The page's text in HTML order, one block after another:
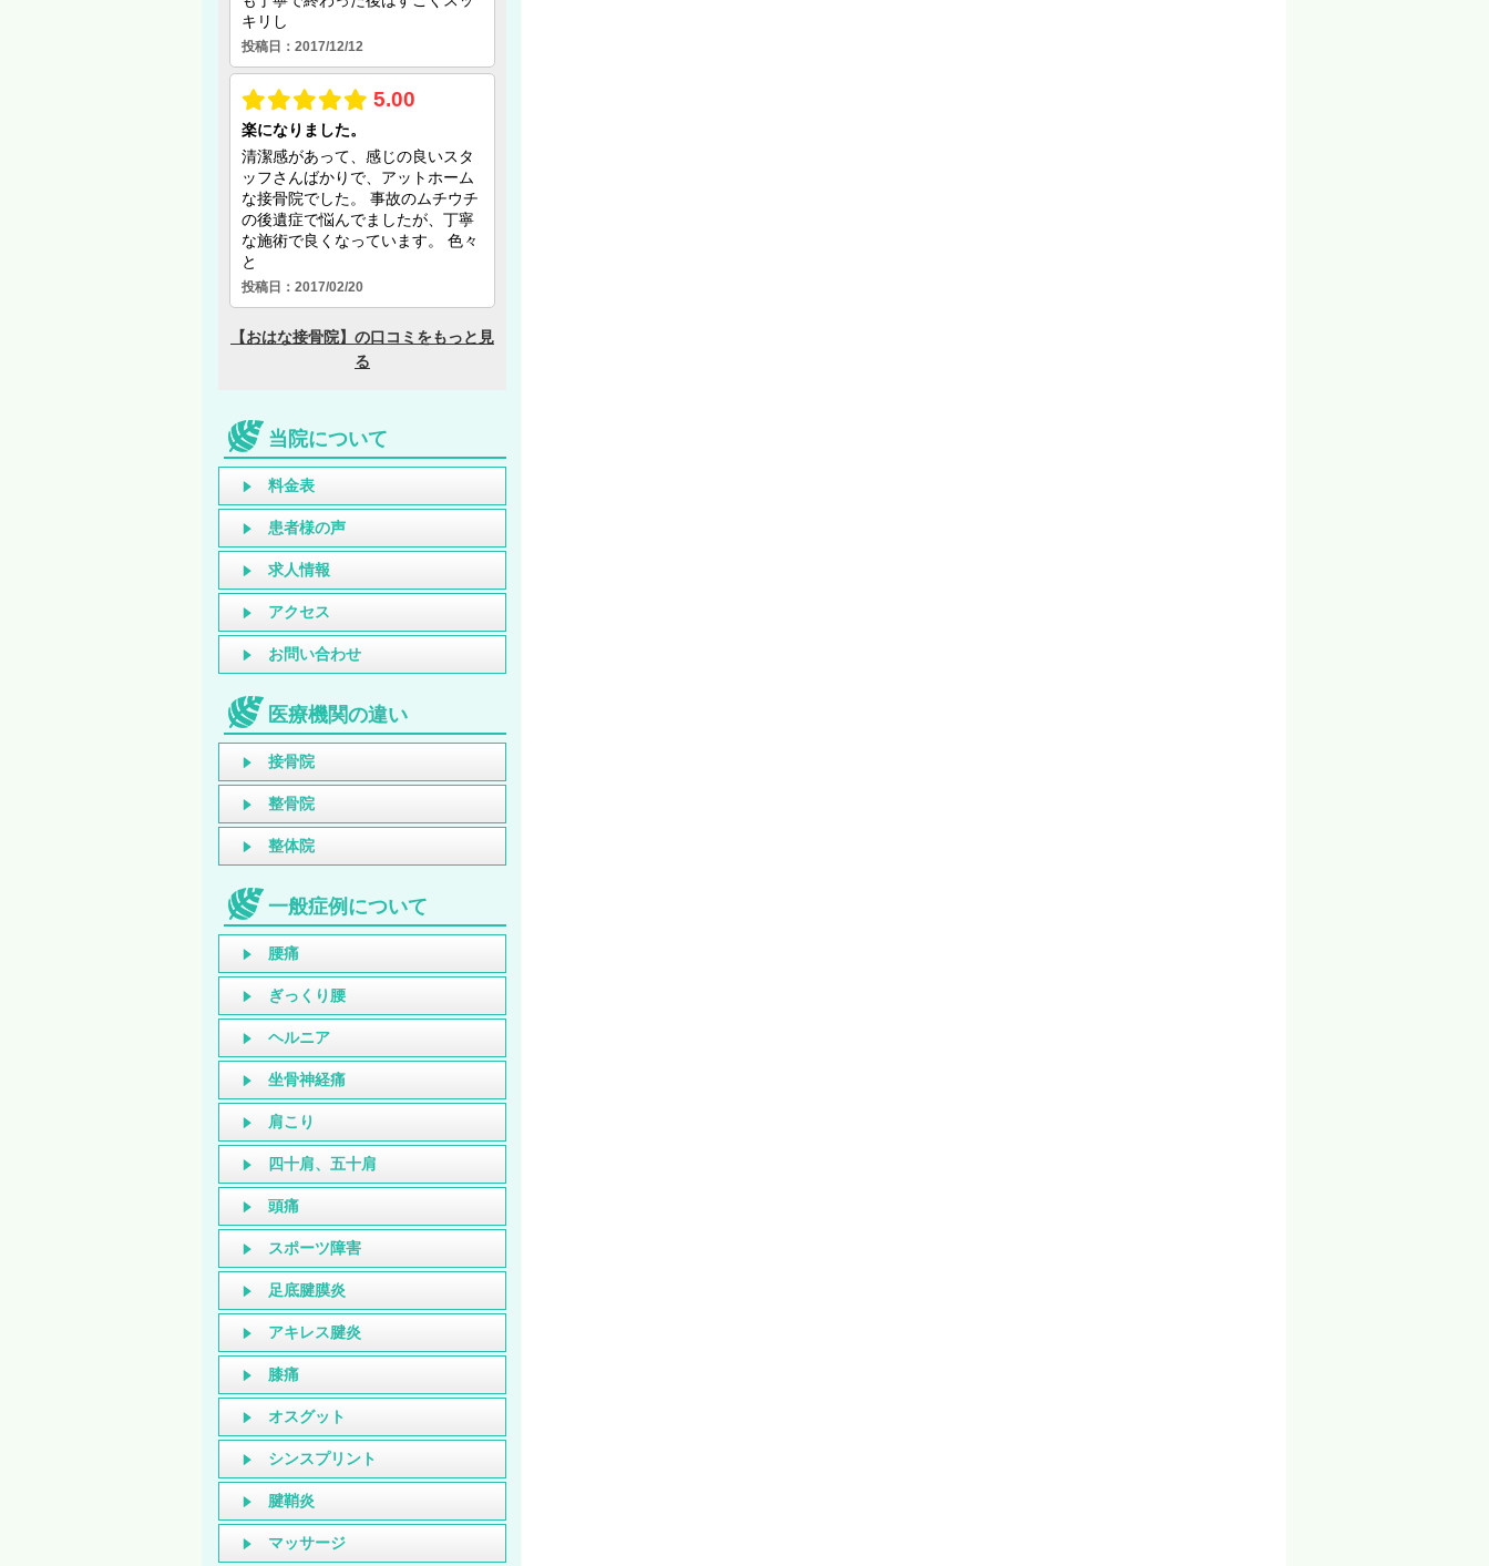
当院について
料金表
患者様の声
求人情報
アクセス
お問い合わせ
医療機関の違い
接骨院
整骨院
整体院
一般症例について
腰痛
ぎっくり腰
ヘルニア
坐骨神経痛
肩こり
四十肩、五十肩
頭痛
スポーツ障害
足底腱膜炎
アキレス腱炎
膝痛
オスグット
シンスプリント
腱鞘炎
マッサージ